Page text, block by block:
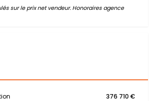
sur le prix net vendeur. Honoraires agence
376 710 €